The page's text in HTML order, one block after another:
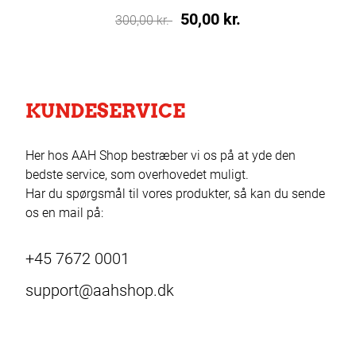
300,00 kr. 50,00 kr.
KUNDESERVICE
Her hos AAH Shop bestræber vi os på at yde den
bedste service, som overhovedet muligt.
Har du spørgsmål til vores produkter, så kan du sende
os en mail på:
+45 7672 0001
support@aahshop.dk